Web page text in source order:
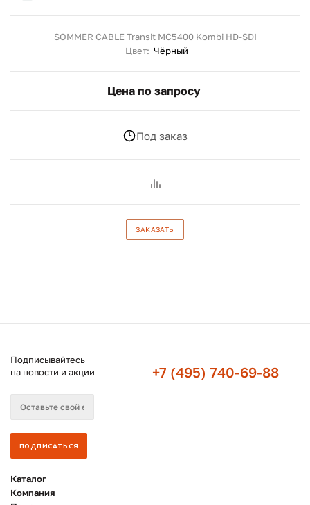
SOMMER CABLE Transit MC5400 Kombi HD-SDI
Цвет: Чёрный
Цена по запросу
Под заказ
ЗАКАЗАТЬ
Подписывайтесь
на новости и акции
+7 (495) 740-69-88
Каталог
Компания